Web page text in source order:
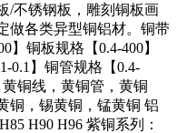
/不锈钢板，雕刻铜板画
做各类异型铜铝材。铜带
】铜板规格【0.4-400】
0.1】铜管规格【0.4-
铜线，黄铜管，黄铜
铜，锡黄铜，锰黄铜 铝
H90 H96 紫铜系列：